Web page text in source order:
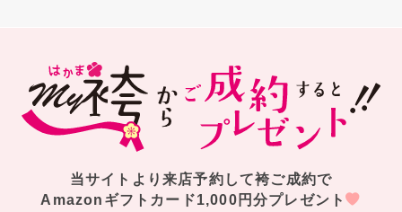
当サイトより来店予約して袴ご成約で
Amazonギフトカード1,000円分プレゼント